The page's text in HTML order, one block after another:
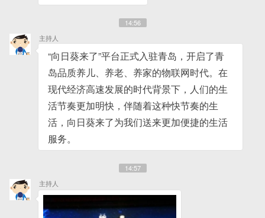
14:56
主持人
“向日葵来了”平台正式入驻青岛，开启了青
岛品质养儿、养老、养家的物联网时代。在
现代经济高速发展的时代背景下，人们的生
活节奏更加明快，伴随着这种快节奏的生
活，向日葵来了为我们送来更加便捷的生活
服务。
14:57
主持人